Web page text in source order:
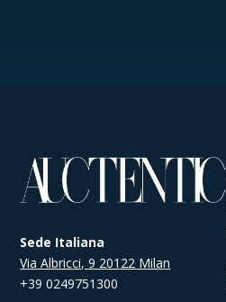
Sede Italiana
Via Albricci, 9 20122 Milan
+39 0249751300